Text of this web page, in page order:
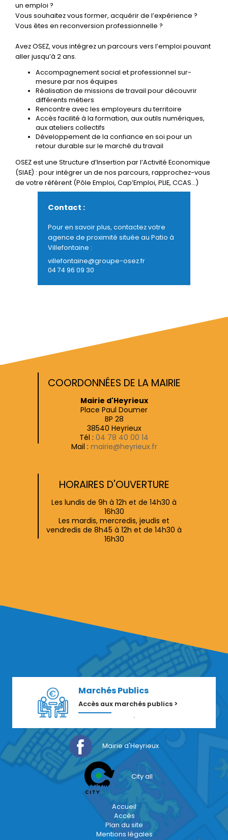
un emploi ?
Vous souhaitez vous former, acquérir de l’expérience ?
Vous êtes en reconversion professionnelle ?
Avez OSEZ, vous intégrez un parcours vers l’emploi pouvant
aller jusqu’à 2 ans.
Accompagnement social et professionnel sur-
mesure par nos équipes
Réalisation de missions de travail pour découvrir
différents métiers
Rencontre avec les employeurs du territoire
Accès facilité à la formation, aux outils numériques,
aux ateliers collectifs
Développement de la confiance en soi pour un
retour durable sur le marché du travail
OSEZ est une Structure d’Insertion par l’Activité Economique
(SIAE) : pour intégrer un de nos parcours, rapprochez-vous
de votre référent (Pôle Emploi, Cap’Emploi, PLIE, CCAS…)
Contact :
Pour en savoir plus, contactez votre
agence de proximité située au Patio à
Villefontaine :
villefontaine@groupe-osez.fr
04 74 96 09 30
COORDONNÉES DE LA MAIRIE
Mairie d'Heyrieux
Place Paul Doumer
BP 28
38540 Heyrieux
Tél : 04 78 40 00 14
Mail : mairie@heyrieux.fr
HORAIRES D'OUVERTURE
Les lundis de 9h à 12h et de 14h30 à
16h30
Les mardis, mercredis, jeudis et
vendredis de 8h45 à 12h et de 14h30 à
16h30
Marchés Publics
Accès aux marchés publics >
Mairie d'Heyrieux
City all
Accueil
Accès
Plan du site
Mentions légales